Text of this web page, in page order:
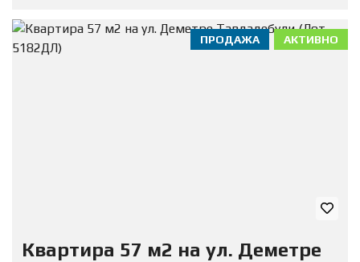
АКТИВНО
ПРОДАЖА
Квартира 57 м2 на ул. Деметре